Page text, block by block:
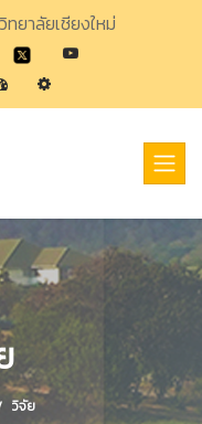
ยาลัยเชียงใหม่
วิจัย